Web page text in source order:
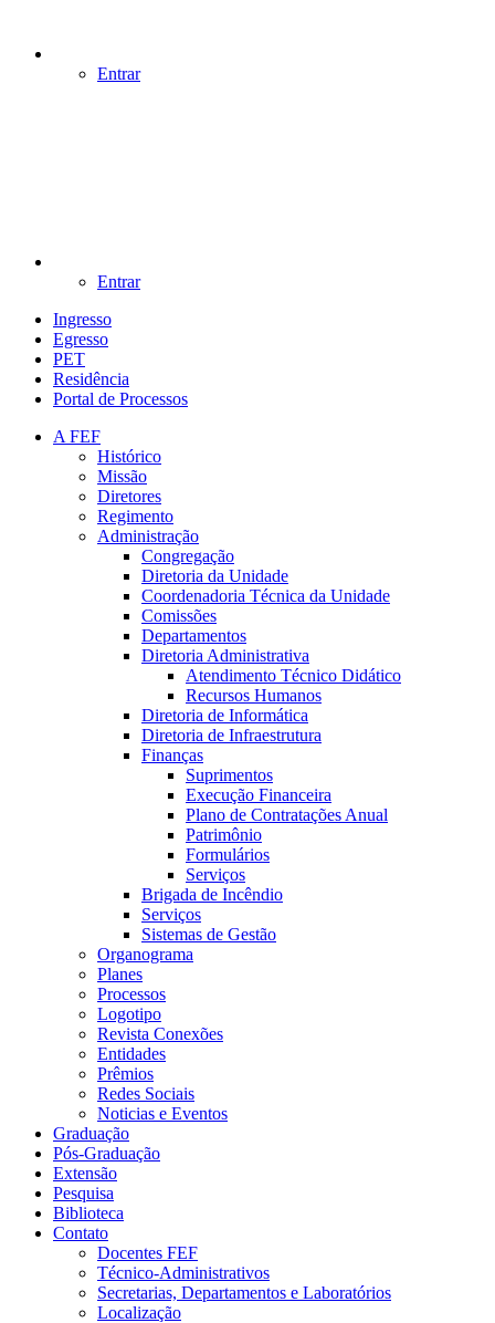
Entrar
Entrar
Ingresso
Egresso
PET
Residência
Portal de Processos
A FEF
Histórico
Missão
Diretores
Regimento
Administração
Congregação
Diretoria da Unidade
Coordenadoria Técnica da Unidade
Comissões
Departamentos
Diretoria Administrativa
Atendimento Técnico Didático
Recursos Humanos
Diretoria de Informática
Diretoria de Infraestrutura
Finanças
Suprimentos
Execução Financeira
Plano de Contratações Anual
Patrimônio
Formulários
Serviços
Brigada de Incêndio
Serviços
Sistemas de Gestão
Organograma
Planes
Processos
Logotipo
Revista Conexões
Entidades
Prêmios
Redes Sociais
Noticias e Eventos
Graduação
Pós-Graduação
Extensão
Pesquisa
Biblioteca
Contato
Docentes FEF
Técnico-Administrativos
Secretarias, Departamentos e Laboratórios
Localização